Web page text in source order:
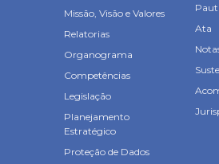
Missão, Visão e Valores
Relatorias
Organograma
Competências
Legislação
Planejamento
Estratégico
Proteção de Dados
Ata